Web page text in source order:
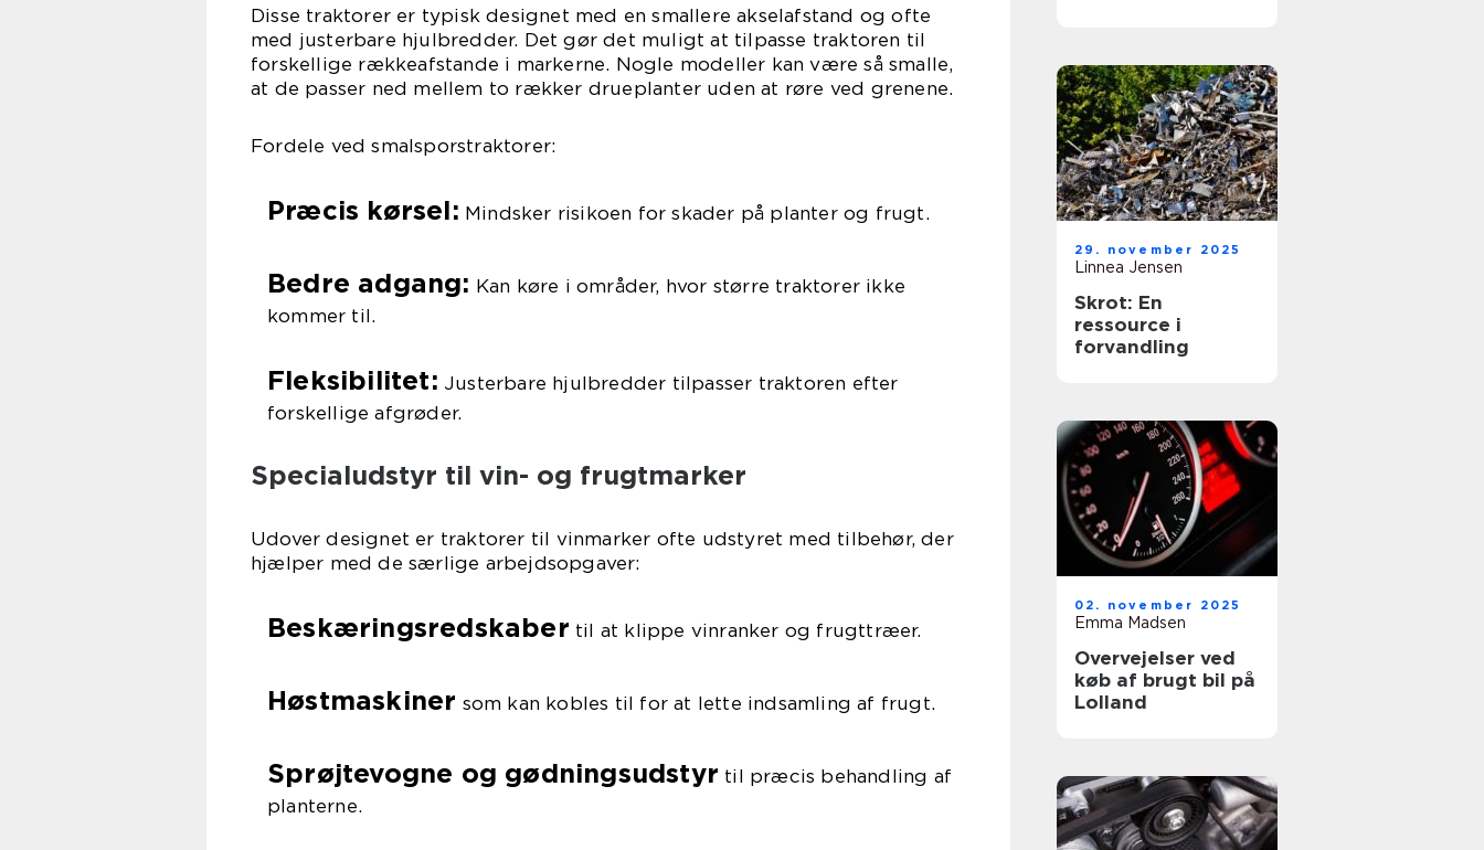
Disse traktorer er typisk designet med en smallere akselafstand og ofte
med justerbare hjulbredder. Det gør det muligt at tilpasse traktoren til
forskellige rækkeafstande i markerne. Nogle modeller kan være så smalle,
at de passer ned mellem to rækker drueplanter uden at røre ved grenene.
Fordele ved smalsporstraktorer:
Præcis kørsel: Mindsker risikoen for skader på planter og frugt.
Bedre adgang: Kan køre i områder, hvor større traktorer ikke
kommer til.
Fleksibilitet: Justerbare hjulbredder tilpasser traktoren efter
forskellige afgrøder.
Specialudstyr til vin- og frugtmarker
Udover designet er traktorer til vinmarker ofte udstyret med tilbehør, der
hjælper med de særlige arbejdsopgaver:
Beskæringsredskaber til at klippe vinranker og frugttræer.
Høstmaskiner som kan kobles til for at lette indsamling af frugt.
Sprøjtevogne og gødningsudstyr til præcis behandling af
planterne.
29. november 2025
Linnea Jensen
Skrot: En
ressource i
forvandling
02. november 2025
Emma Madsen
Overvejelser ved
køb af brugt bil på
Lolland